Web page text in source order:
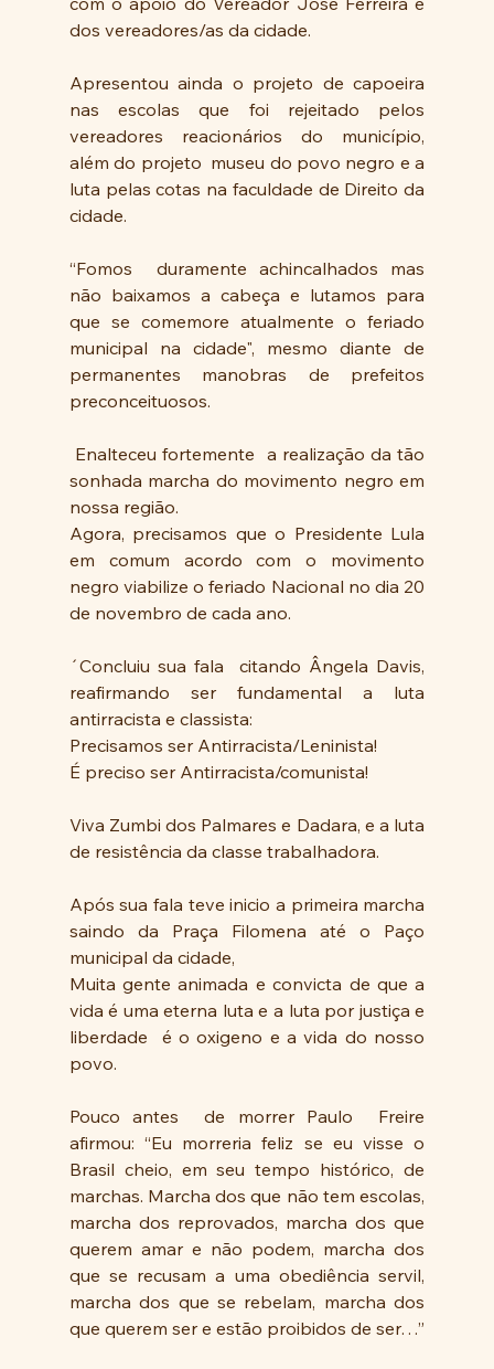
dos vereadores/as da cidade.
Apresentou ainda o projeto de capoeira
nas escolas que foi rejeitado pelos
vereadores reacionários do município,
além do projeto  museu do povo negro e a
luta pelas cotas na faculdade de Direito da
cidade.
“Fomos  duramente achincalhados mas
não baixamos a cabeça e lutamos para
que se comemore atualmente o feriado
municipal na cidade", mesmo diante de
permanentes manobras de prefeitos
preconceituosos.
sonhada marcha do movimento negro em
nossa região.
Agora, precisamos que o Presidente Lula
em comum acordo com o movimento
negro viabilize o feriado Nacional no dia 20
de novembro de cada ano.
´Concluiu sua fala  citando Ângela Davis,
reafirmando ser fundamental a luta
antirracista e classista:
Precisamos ser Antirracista/Leninista!
É preciso ser Antirracista/comunista!
Viva Zumbi dos Palmares e Dadara, e a luta
de resistência da classe trabalhadora.
Após sua fala teve inicio a primeira marcha
saindo da Praça Filomena até o Paço
municipal da cidade,
Muita gente animada e convicta de que a
vida é uma eterna luta e a luta por justiça e
liberdade  é o oxigeno e a vida do nosso
povo.
Pouco antes  de morrer Paulo  Freire
afirmou: “Eu morreria feliz se eu visse o
Brasil cheio, em seu tempo histórico, de
marchas. Marcha dos que não tem escolas,
marcha dos reprovados, marcha dos que
querem amar e não podem, marcha dos
que se recusam a uma obediência servil,
marcha dos que se rebelam, marcha dos
que querem ser e estão proibidos de ser…”